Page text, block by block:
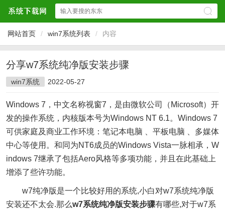
网站首页 / win7系统列表 / 内容
分享w7系统纯净版安装步骤
win7系统 2022-05-27
Windows 7，中文名称视窗7，是由微软公司（Microsoft）开
发的操作系统，内核版本号为Windows NT 6.1。Windows 7
可供家庭及商业工作环境：笔记本电脑 、平板电脑 、多媒体
中心等使用。和同为NT6成员的Windows Vista一脉相承，W
indows 7继承了包括Aero风格等多项功能，并且在此基础上
增添了些许功能。
w7纯净版是一个比较好用的系统,小白对w7系统纯净版
安装还不太会.那么w7系统纯净版安装步骤有哪些,对于w7系